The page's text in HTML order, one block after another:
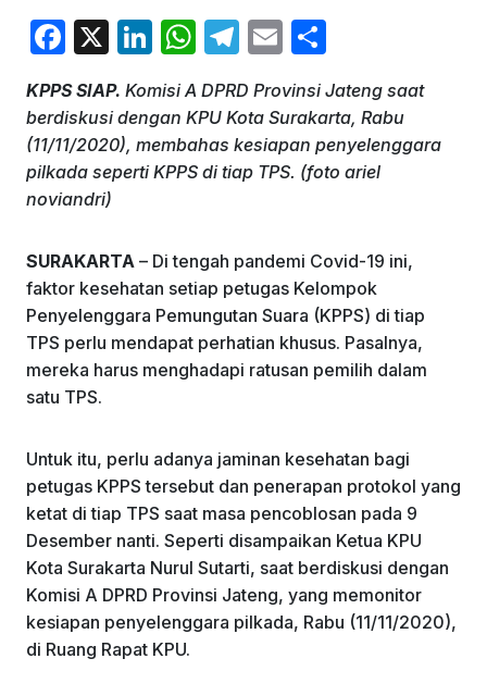
F
c
e
b
o
o
k
X
Li
k
e
dI
W
at
s
A
T
e
gr
a
E
ai
l
ar
e
KPPS SIAP. Komisi A DPRD Provinsi Jateng saat
berdiskusi dengan KPU Kota Surakarta, Rabu
(11/11/2020), membahas kesiapan penyelenggara
pilkada seperti KPPS di tiap TPS. (foto ariel
noviandri)
SURAKARTA – Di tengah pandemi Covid-19 ini,
faktor kesehatan setiap petugas Kelompok
Penyelenggara Pemungutan Suara (KPPS) di tiap
TPS perlu mendapat perhatian khusus. Pasalnya,
mereka harus menghadapi ratusan pemilih dalam
satu TPS.
Untuk itu, perlu adanya jaminan kesehatan bagi
petugas KPPS tersebut dan penerapan protokol yang
ketat di tiap TPS saat masa pencoblosan pada 9
Desember nanti. Seperti disampaikan Ketua KPU
Kota Surakarta Nurul Sutarti, saat berdiskusi dengan
Komisi A DPRD Provinsi Jateng, yang memonitor
kesiapan penyelenggara pilkada, Rabu (11/11/2020),
di Ruang Rapat KPU.